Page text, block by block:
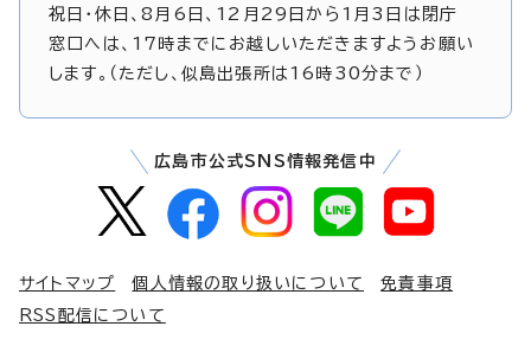
祝日・休日、8月6日、12月29日から1月3日は閉庁
窓口へは、17時までにお越しいただきますようお願い
します。（ただし、似島出張所は16時30分まで）
広島市公式SNS情報発信中
サイトマップ 個人情報の取り扱いについて
免責事項
RSS配信について